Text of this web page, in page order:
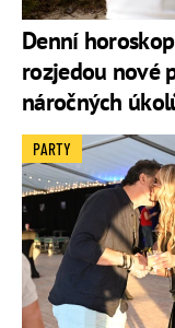
Denní
rozjedou nové
náročných
PARTY